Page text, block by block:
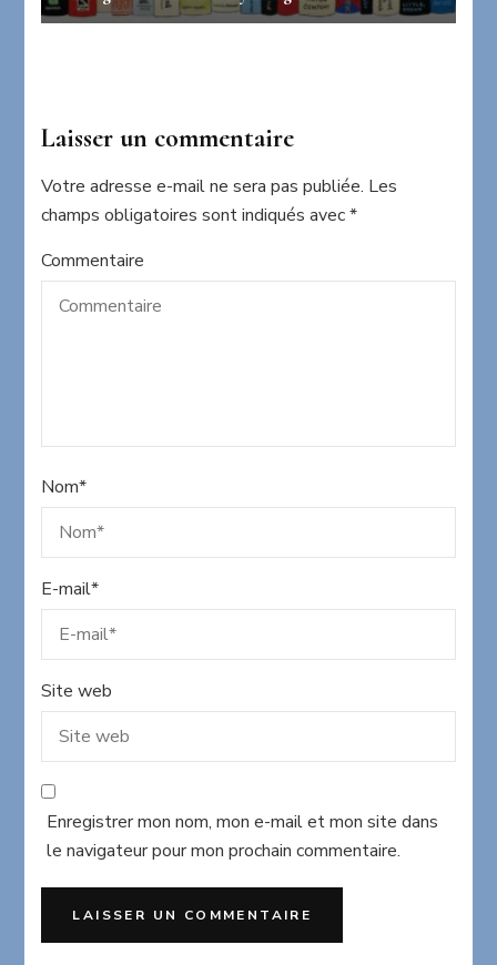
Laisser un commentaire
Votre adresse e-mail ne sera pas publiée. Les
champs obligatoires sont indiqués avec*
Commentaire
Nom*
E-mail*
Site web
Enregistrer mon nom, mon e-mail et mon site dans
le navigateur pour mon prochain commentaire.